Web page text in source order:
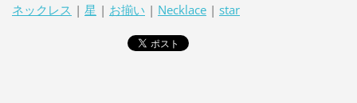
ネックレス | 星 | お揃い | Necklace | star